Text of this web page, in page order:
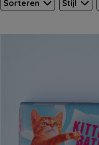
Sorteren Stijl